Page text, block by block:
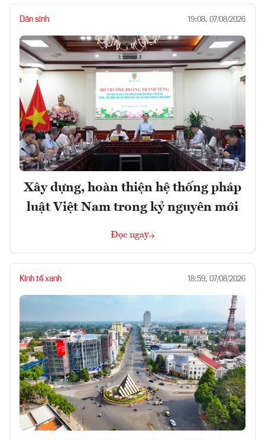
Dân sinh 19:08, 07/08/2026
Xây dựng, hoàn thiện hệ thống pháp
luật Việt Nam trong kỷ nguyên mới
Đọc ngay
Kinh tế xanh 18:59, 07/08/2026